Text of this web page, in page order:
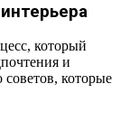
который
и
советов, которые